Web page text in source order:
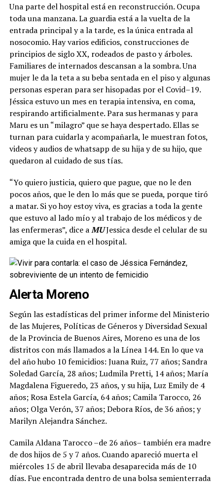
Una parte del hospital está en reconstrucción. Ocupa
toda una manzana. La guardia está a la vuelta de la
entrada principal y a la tarde, es la única entrada al
nosocomio. Hay varios edificios, construcciones de
principios de siglo XX, rodeados de pasto y árboles.
Familiares de internados descansan a la sombra. Una
mujer le da la teta a su beba sentada en el piso y algunas
personas esperan para ser hisopadas por el Covid–19.
Jéssica estuvo un mes en terapia intensiva, en coma,
respirando artificialmente. Para sus hermanas y para
Maru es un “milagro” que se haya despertado. Ellas se
turnan para cuidarla y acompañarla, le muestran fotos,
videos y audios de whatsapp de su hija y de su hijo, que
quedaron al cuidado de sus tías.
“Yo quiero justicia, quiero que pague, que no le den
pocos años, que le den lo más que se pueda, porque tiró
a matar. Si yo hoy estoy viva, es gracias a toda la gente
que estuvo al lado mío y al trabajo de los médicos y de
las enfermeras”, dice aMUJessica desde el celular de su
amiga que la cuida en el hospital.
Alerta Moreno
Según las estadísticas del primer informe del Ministerio
de las Mujeres, Políticas de Géneros y Diversidad Sexual
de la Provincia de Buenos Aires, Moreno es una de los
distritos con más llamados a la Línea 144. En lo que va
del año hubo 10 femicidios: Juana Ruiz, 77 años; Sandra
Soledad García, 28 años; Ludmila Pretti, 14 años; María
Magdalena Figueredo, 23 años, y su hija, Luz Emily de 4
años; Rosa Estela García, 64 años; Camila Tarocco, 26
años; Olga Verón, 37 años; Debora Ríos, de 36 años; y
Marilyn Alejandra Sánchez.
Camila Aldana Tarocco –de 26 años– también era madre
de dos hijos de 5 y 7 años. Cuando apareció muerta el
miércoles 15 de abril llevaba desaparecida más de 10
días. Fue encontrada dentro de una bolsa semienterrada